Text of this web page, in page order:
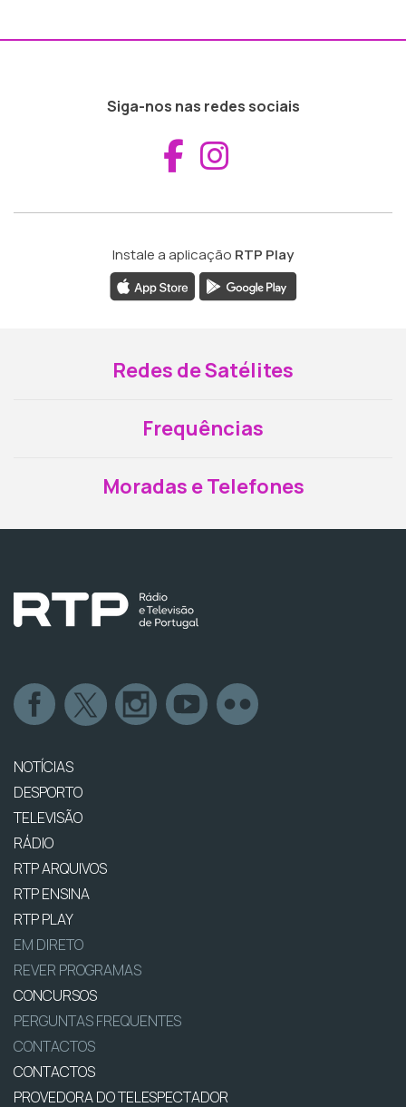
Siga-nos nas redes sociais
Aceder ao
Instale a aplicação RTP Play
Redes de Satélites
Frequências
Moradas e Telefones
NOTÍCIAS
DESPORTO
TELEVISÃO
RÁDIO
RTP ARQUIVOS
RTP ENSINA
RTP PLAY
EM DIRETO
REVER PROGRAMAS
CONCURSOS
PERGUNTAS FREQUENTES
CONTACTOS
CONTACTOS
PROVEDORA DO TELESPECTADOR